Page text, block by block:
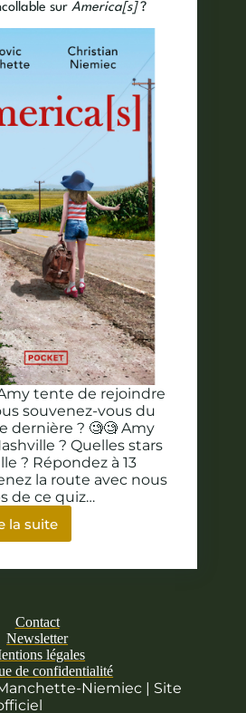
Niemiec
êtes-
vous
?
sur America[s]?
tente de rejoindre
souvenez-vous du
dernière ? 🧐🧐 Amy
? Quelles stars
? Répondez à 13
la route avec nous
de ce quiz…
la suite
Quiz
êtes-
sur
America[s]
?
Contact
Newsletter
légales
de confidentialité
Niemiec | Site